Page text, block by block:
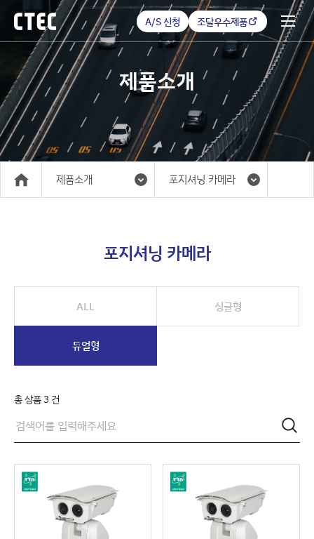
A/S 신청 조달우수제품
제품소개
메인 제품소개 포지셔닝 카메라
포지셔닝 카메라
ALL 싱글형
듀얼형
총 상품3 건